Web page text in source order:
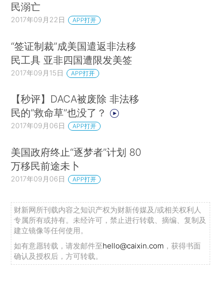
民溺亡
2017年09月22日 APP打开
“签证制裁”成美国遣返非法移
民工具 亚非四国遭限发美签
2017年09月15日 APP打开
【秒评】DACA被废除 非法移
民的“救命草”也没了？
2017年09月06日 APP打开
美国政府终止“逐梦者”计划 80
万移民前途未卜
2017年09月06日 APP打开
财新网所刊载内容之知识产权为财新传媒及/或相关权利人
专属所有或持有。未经许可，禁止进行转载、摘编、复制及
建立镜像等任何使用。
如有意愿转载，请发邮件至hello@caixin.com ，获得书面
确认及授权后，方可转载。